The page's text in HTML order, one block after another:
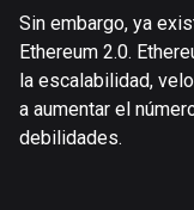
Sin embargo, ya
Ethereum 2.0.
la escalabilidad,
a aumentar el
debilidades.